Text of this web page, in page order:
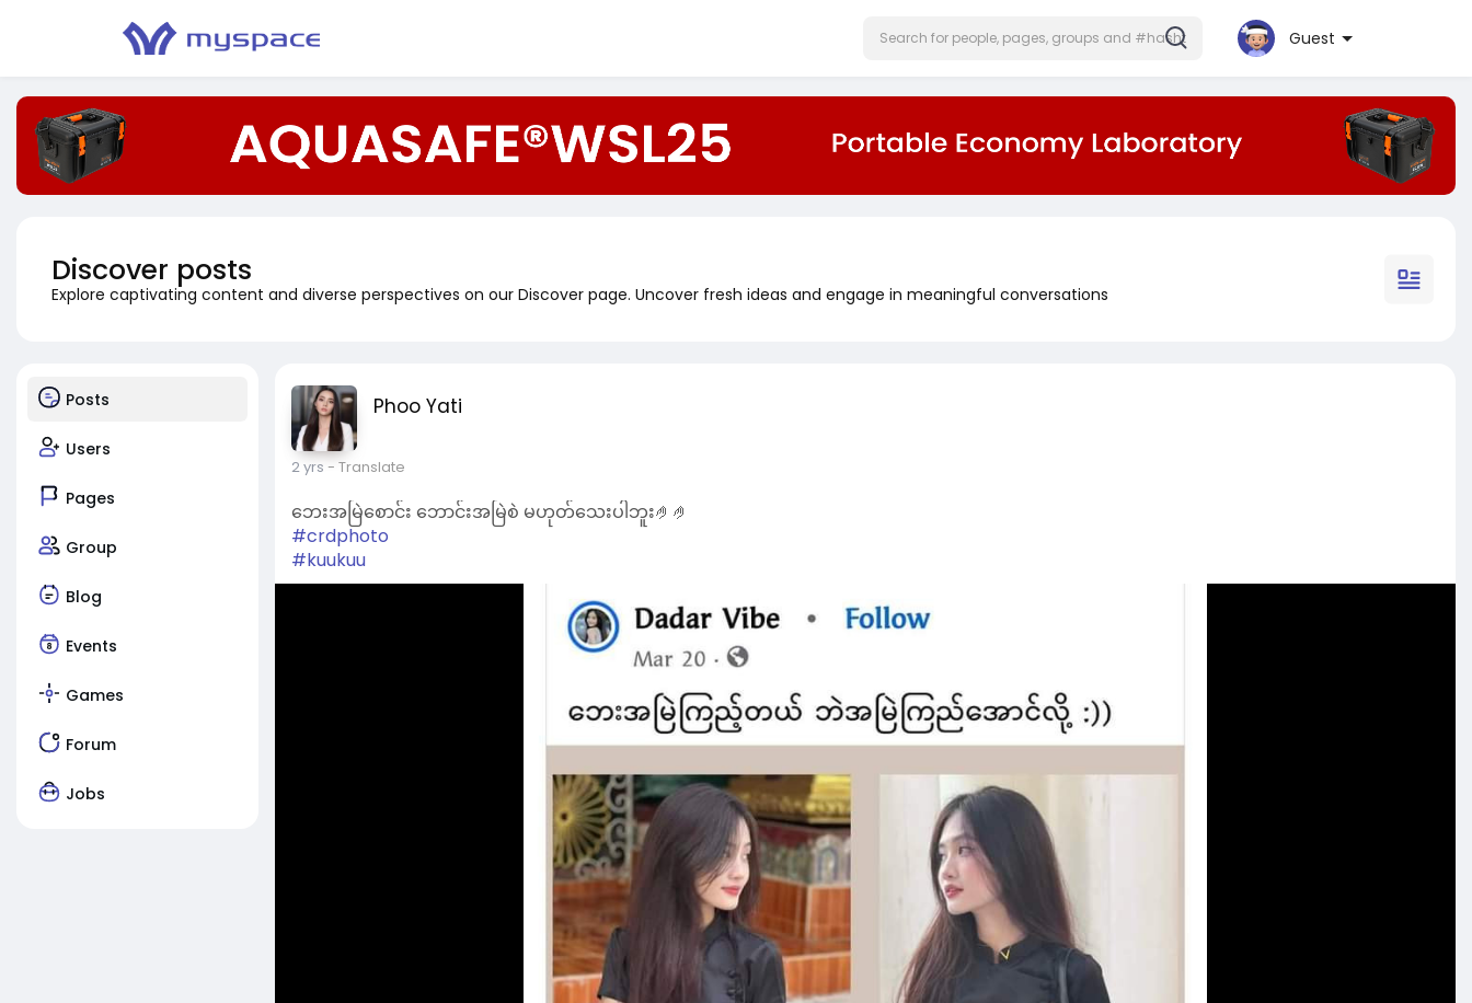
Guest
Discover posts
Explore captivating content and diverse perspectives on our Discover page. Uncover fresh ideas and engage in meaningful conversations
Posts
Users
Pages
Group
Blog
Events
Games
Forum
Jobs
Phoo Yati
2 yrs - Translate
ဘေးအမြဲစောင်း ဘောင်းအမြဲစဲ မဟုတ်သေးပါဘူး🤌🤌
#crdphoto
#kuukuu